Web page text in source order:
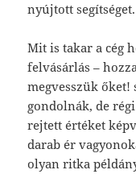
nyújtott segítséget.
Mit is takar a cég
felvásárlás –
megvesszük őket!
gondolnák, de
rejtett értéket
darab ér
olyan ritka